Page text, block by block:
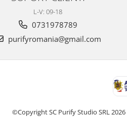
L-V: 09-18
0731978789
purifyromania@gmail.com
©Copyright SC Purify Studio SRL 2026